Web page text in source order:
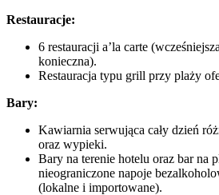
Restauracje:
6 restauracji a’la carte
konieczna).
Restauracja typu grill przy plaży
Bary:
Kawiarnia serwująca cały dzień
oraz wypieki.
Bary na terenie hotelu oraz bar na
nieograniczone napoje
(lokalne i importowane).